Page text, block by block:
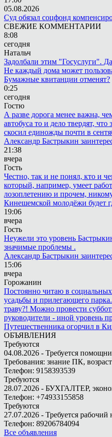
05.08.2026
Суд обязал соцфонд
СВЕЖИЕ КОММЕНТАРИИ
8:08
сегодня
Натальч
Задолбали этим "Госуслуги".
Не каждый дома может
Бумажные квитанции отменят?
0:25
сегодня
Гостю
А разве дорога менее важна,
автобуса то и дело твердят,
скосил единожды почти в
Александр Бастрыкин
21:38
вчера
Гость
Честно, так и не понял, кто и
который, например, умеет
лозоплетению и прочем,
Кинешемской молодёжи будет
19:06
вчера
Гость
Неужели это уровень
значимые проблемы .
Александр Бастрыкин
15:06
вчера
Горожанин
Постоянно читаю в
усадьбы и прилегающего
траву?! Можно провести
руководители - иной уровень
Путешественника огорчил в
ОБЪЯВЛЕНИЯ
Требуются
04.08.2026 - Требуется
Требования: знание ПК,
Телефон: 9158393539
Требуются
28.07.2026 - БУХГАЛТЕР,
Телефон: +74933155858
Требуются
27.07.2026 - Требуется
Телефон: 89206784094
Все объявления